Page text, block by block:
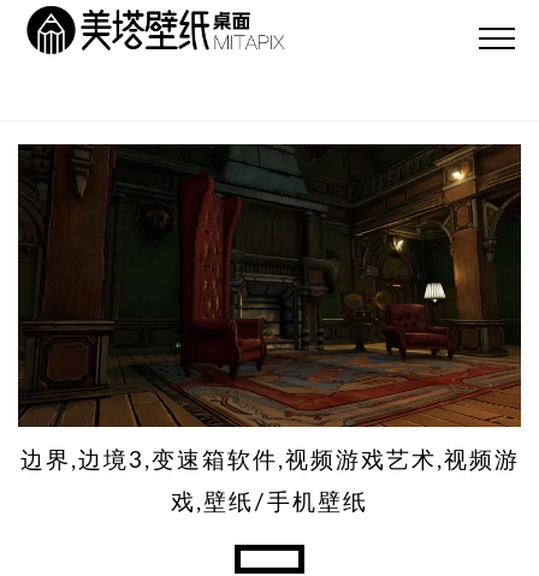
边界,边境3,变速箱软件,视频游戏艺术,视频游
戏,壁纸/手机壁纸